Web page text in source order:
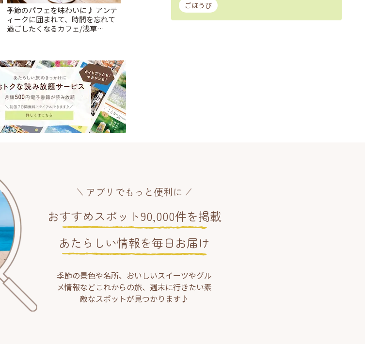
季節のパフェを味わいに♪ アンテ
ィークに囲まれて、時間を忘れて
過ごしたくなるカフェ/浅草
ごほうび
アプリでもっと便利に
おすすめスポット90,000件を掲載
あたらしい情報を毎日お届け
季節の景色や名所、おいしいスイーツやグル
メ情報などこれからの旅、週末に行きたい素
敵なスポットが見つかります♪